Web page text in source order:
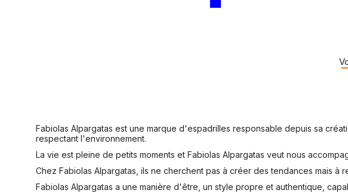
Fabiolas Alpargatas est une marque d'espadrilles responsable depuis sa
respectant l'environnement.
La vie est pleine de petits moments et Fabiolas Alpargatas veut nous
Chez Fabiolas Alpargatas, ils ne cherchent pas à créer des tendances mais
Fabiolas Alpargatas a une manière d'être, un style propre et authentique,